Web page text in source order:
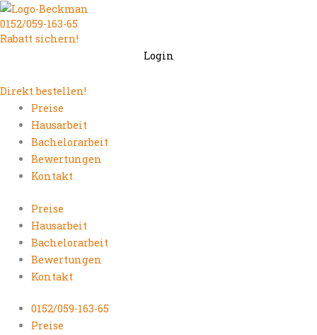
Zum
Inhalt
springen
0152/059-163-65
Rabatt sichern!
Login
Direkt bestellen!
Preise
Hausarbeit
Bachelorarbeit
Bewertungen
Kontakt
Preise
Hausarbeit
Bachelorarbeit
Bewertungen
Kontakt
0152/059-163-65
Preise